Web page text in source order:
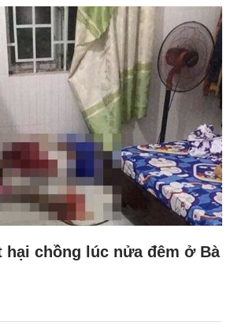
hại chồng lúc nửa đêm ở Bà